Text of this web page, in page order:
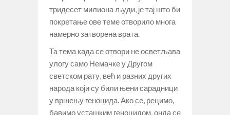
тридесет милиона људи, је тај што би
покретање ове теме отворило многа
намерно затворена врата.
Та тема када се отвори не осветљава
улогу само Немачке у Другом
светском рату, већ и разних других
народа који су били њени сарадници
у вршењу геноцида. Ако се, рецимо,
бавимо усташким геноцидом, онда се